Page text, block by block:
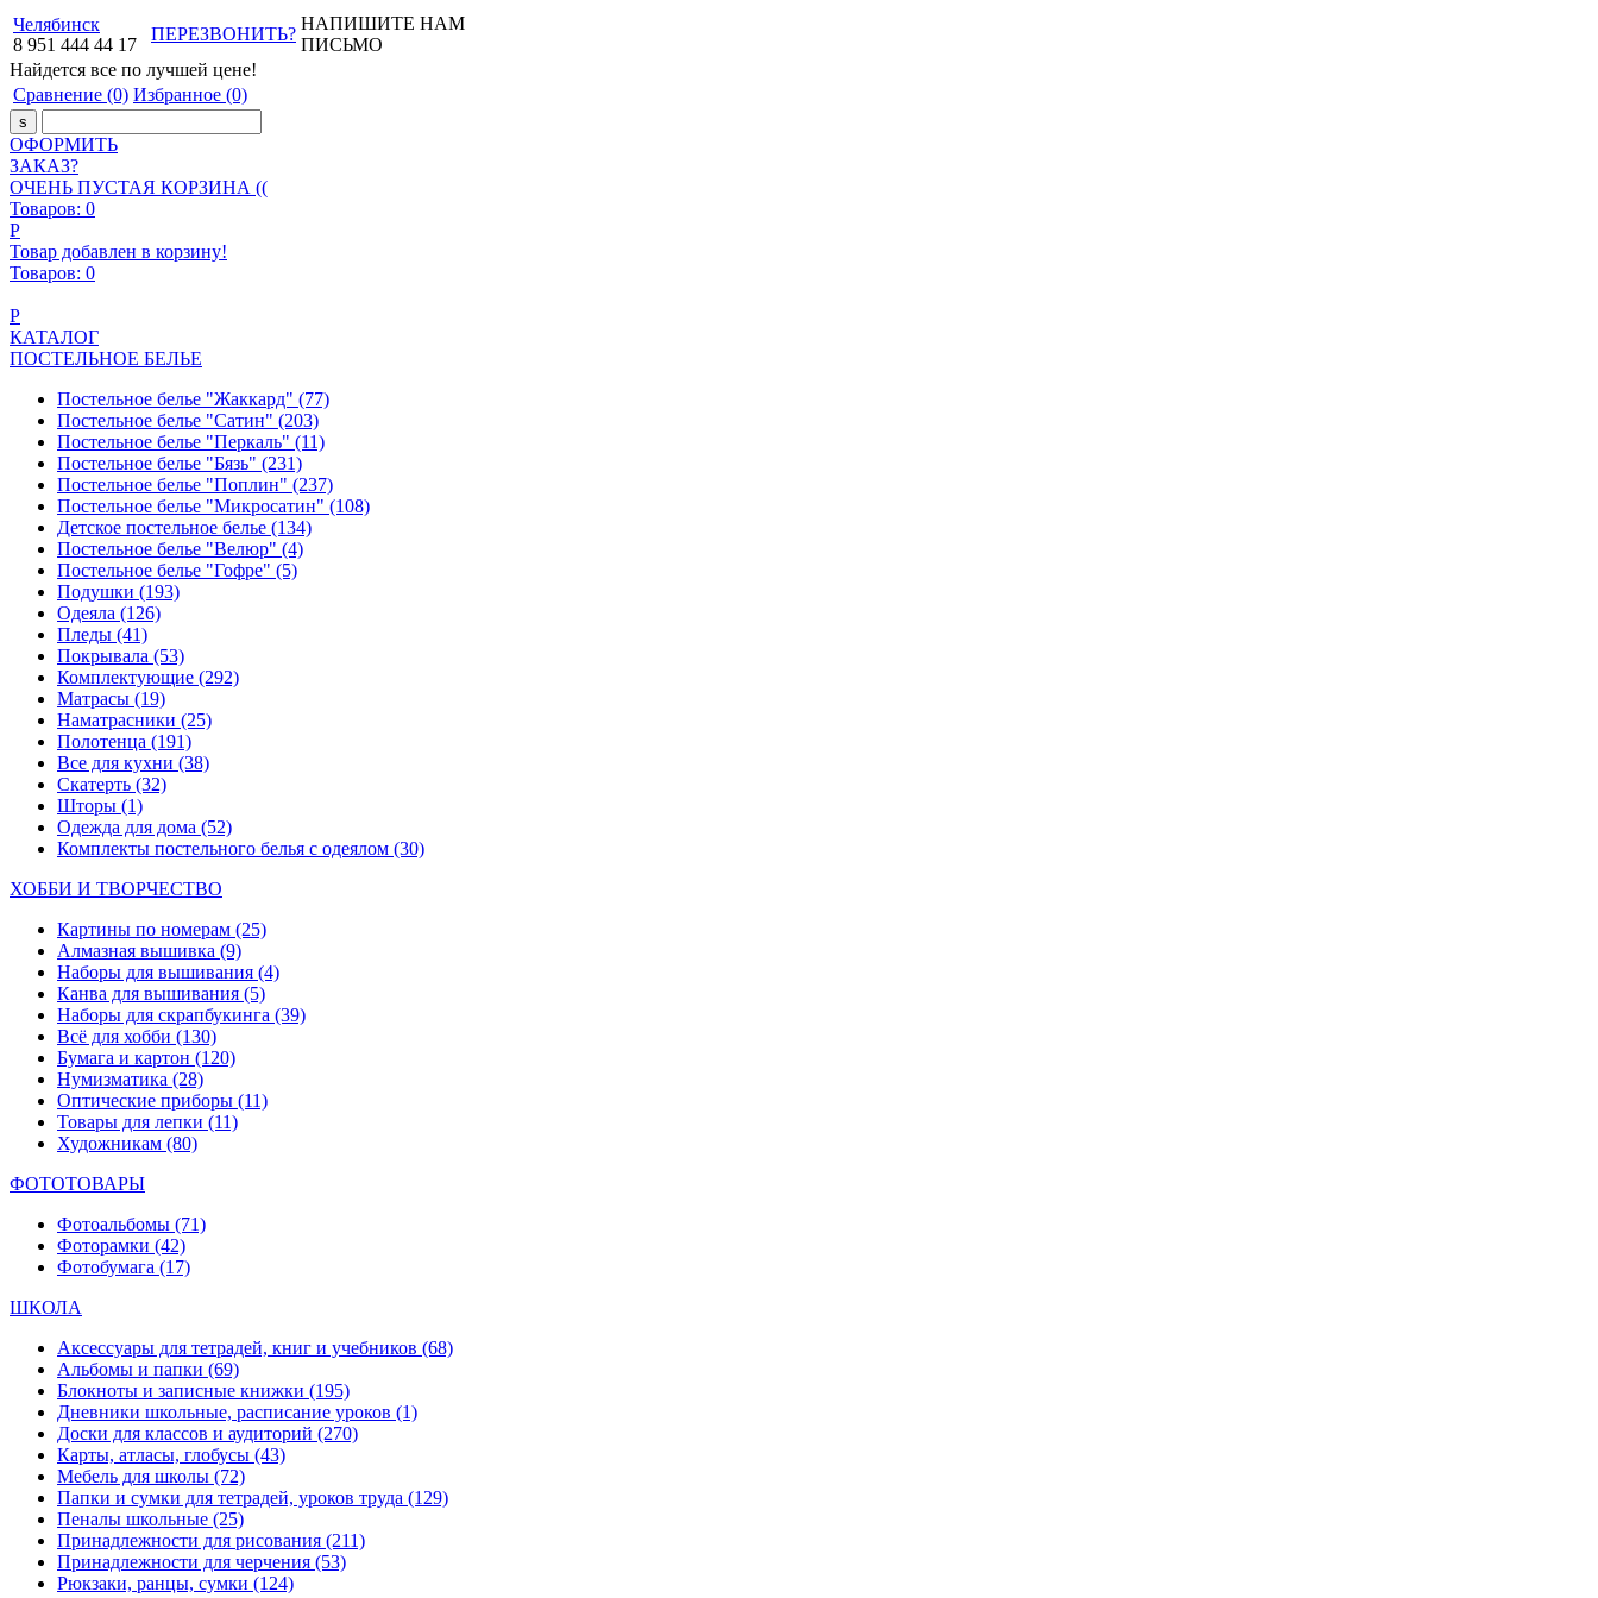
Челябинск
8 951 444 44 17
ПЕРЕЗВОНИТЬ?
НАПИШИТЕ НАМ
ПИСЬМО
Найдется все по лучшей цене!
Сравнение (0) Избранное (0)
ОФОРМИТЬ
ЗАКАЗ?
ОЧЕНЬ ПУСТАЯ КОРЗИНА ((
Товаров: 0
Р
Товар добавлен в корзину!
Товаров: 0
Р
КАТАЛОГ
ПОСТЕЛЬНОЕ БЕЛЬЕ
Постельное белье "Жаккард" (77)
Постельное белье "Сатин" (203)
Постельное белье "Перкаль" (11)
Постельное белье "Бязь" (231)
Постельное белье "Поплин" (237)
Постельное белье "Микросатин" (108)
Детское постельное белье (134)
Постельное белье "Велюр" (4)
Постельное белье "Гофре" (5)
Подушки (193)
Одеяла (126)
Пледы (41)
Покрывала (53)
Комплектующие (292)
Матрасы (19)
Наматрасники (25)
Полотенца (191)
Все для кухни (38)
Скатерть (32)
Шторы (1)
Одежда для дома (52)
Комплекты постельного белья с одеялом (30)
ХОББИ И ТВОРЧЕСТВО
Картины по номерам (25)
Алмазная вышивка (9)
Наборы для вышивания (4)
Канва для вышивания (5)
Наборы для скрапбукинга (39)
Всё для хобби (130)
Бумага и картон (120)
Нумизматика (28)
Оптические приборы (11)
Товары для лепки (11)
Художникам (80)
ФОТОТОВАРЫ
Фотоальбомы (71)
Фоторамки (42)
Фотобумага (17)
ШКОЛА
Аксессуары для тетрадей, книг и учебников (68)
Альбомы и папки (69)
Блокноты и записные книжки (195)
Дневники школьные, расписание уроков (1)
Доски для классов и аудиторий (270)
Карты, атласы, глобусы (43)
Мебель для школы (72)
Папки и сумки для тетрадей, уроков труда (129)
Пеналы школьные (25)
Принадлежности для рисования (211)
Принадлежности для черчения (53)
Рюкзаки, ранцы, сумки (124)